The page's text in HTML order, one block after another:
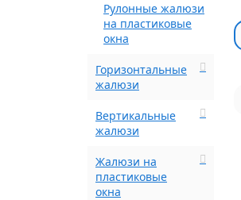
Рулонные жалюзи
на пластиковые
окна
Горизонтальные
жалюзи
Вертикальные
жалюзи
Жалюзи на
пластиковые
окна